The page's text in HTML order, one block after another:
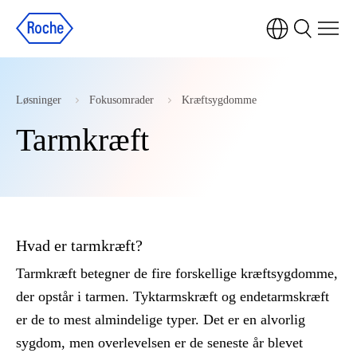
Løsninger Fokusomrader Kræftsygdomme
Tarmkræft
Hvad er tarmkræft?
Tarmkræft betegner de fire forskellige kræftsygdomme,
der opstår i tarmen. Tyktarmskræft og endetarmskræft
er de to mest almindelige typer. Det er en alvorlig
sygdom, men overlevelsen er de seneste år blevet